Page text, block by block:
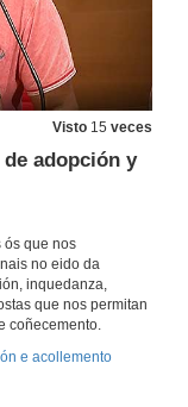
Visto 15 veces
de adopción y
ós que nos
no eido da
inquedanza,
que nos permitan
coñecemento.
e acollemento
Experiencias persoais de familias acolledoras